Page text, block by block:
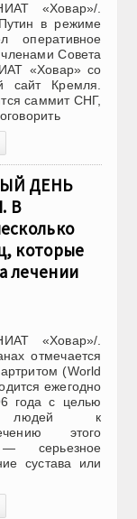
«Ховар»/.
в режиме
оперативное
Совета
«Ховар» со
сайт Кремля.
саммит СНГ,
ДЕНЬ
В
которые
лечении
«Ховар»/.
отмечается
(World
ежегодно
года с целью
людей к
этого
серьезное
сустава или